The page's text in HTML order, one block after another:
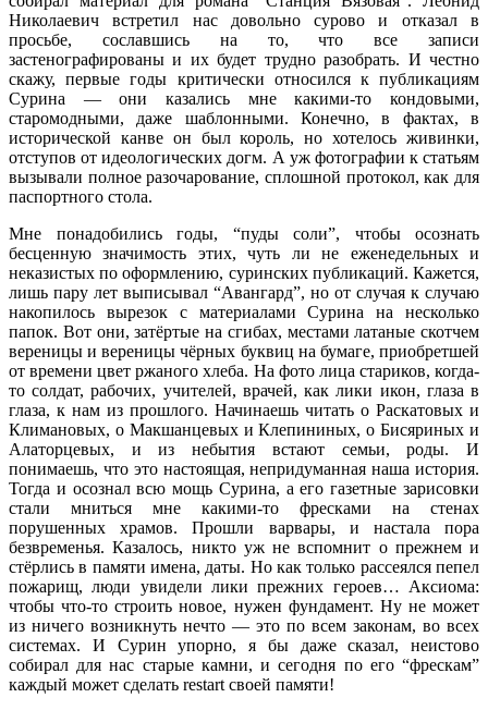
Николаевич встретил нас довольно сурово и отказал в
просьбе, сославшись на то, что все записи
застенографированы и их будет трудно разобрать. И честно
скажу, первые годы критически относился к публикациям
Сурина — они казались мне какими-то кондовыми,
старомодными, даже шаблонными. Конечно, в фактах, в
исторической канве он был король, но хотелось живинки,
отступов от идеологических догм. А уж фотографии к статьям
вызывали полное разочарование, сплошной протокол, как для
паспортного стола.
Мне понадобились годы, “пуды соли”, чтобы осознать
бесценную значимость этих, чуть ли не еженедельных и
неказистых по оформлению, суринских публикаций. Кажется,
лишь пару лет выписывал “Авангард”, но от случая к случаю
накопилось вырезок с материалами Сурина на несколько
папок. Вот они, затёртые на сгибах, местами латаные скотчем
вереницы и вереницы чёрных буквиц на бумаге, приобретшей
от времени цвет ржаного хлеба. На фото лица стариков, когда-
то солдат, рабочих, учителей, врачей, как лики икон, глаза в
глаза, к нам из прошлого. Начинаешь читать о Раскатовых и
Климановых, о Макшанцевых и Клепининых, о Бисяриных и
Алаторцевых, и из небытия встают семьи, роды. И
понимаешь, что это настоящая, непридуманная наша история.
Тогда и осознал всю мощь Сурина, а его газетные зарисовки
стали мниться мне какими-то фресками на стенах
порушенных храмов. Прошли варвары, и настала пора
безвременья. Казалось, никто уж не вспомнит о прежнем и
стёрлись в памяти имена, даты. Но как только рассеялся пепел
пожарищ, люди увидели лики прежних героев… Аксиома:
чтобы что-то строить новое, нужен фундамент. Ну не может
из ничего возникнуть нечто — это по всем законам, во всех
системах. И Сурин упорно, я бы даже сказал, неистово
собирал для нас старые камни, и сегодня по его “фрескам”
каждый может сделать restart своей памяти!